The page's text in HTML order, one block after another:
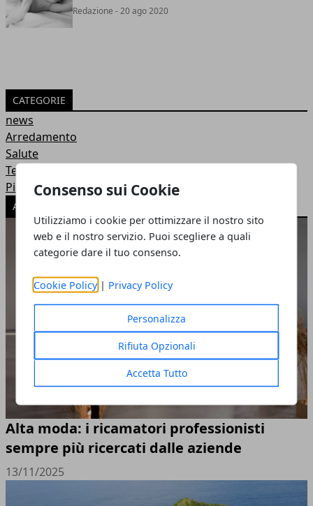
Consenso sui Cookie
Utilizziamo i cookie per ottimizzare il nostro sito
web e il nostro servizio. Puoi scegliere a quali
categorie dare il tuo consenso.
Cookie Policy | Privacy Policy
Personalizza
Rifiuta Opzionali
Accetta Tutto
Redazione - 20 ago 2020
CATEGORIE
news
Arredamento
Salute
Tecnologia
Pianeta Mamma
ARTICOLI POPOLARI
Alta moda: i ricamatori professionisti
sempre più ricercati dalle aziende
13/11/2025